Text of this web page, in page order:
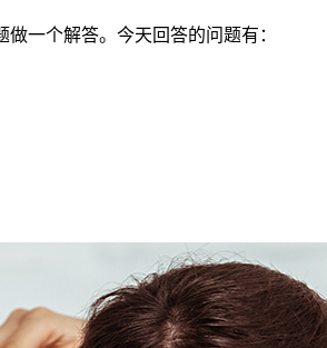
一个解答。今天回答的问题有：